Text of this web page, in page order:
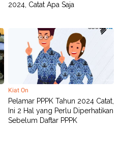
2024, Catat Apa Saja
Kiat On
Pelamar PPPK Tahun 2024 Catat,
Ini 2 Hal yang Perlu Diperhatikan
Sebelum Daftar PPPK